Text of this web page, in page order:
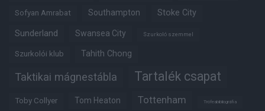
Sofyan Amrabat Southampton Stoke City
Sunderland Swansea City Szurkoló szemmel
Szurkolói klub Tahith Chong
Taktikai mágnestábla Tartalék csapat
Toby Collyer Tom Heaton Tottenham Trófeabibliográfia